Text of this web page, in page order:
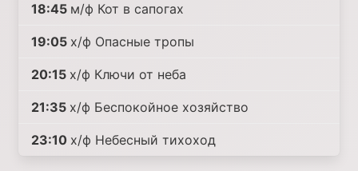
18:45 м/ф Кот в сапогах
19:05 х/ф Опасные тропы
20:15 х/ф Ключи от неба
21:35 х/ф Беспокойное хозяйство
23:10 х/ф Небесный тихоход